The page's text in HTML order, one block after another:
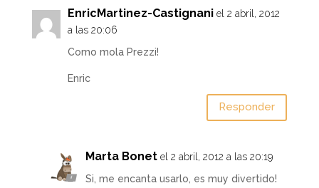
EnricMartinez-Castignani el 2 abril, 2012
a las 20:06
Como mola Prezzi!
Enric
Responder
Marta Bonet el 2 abril, 2012 a las 20:19
Si, me encanta usarlo, es muy divertido!